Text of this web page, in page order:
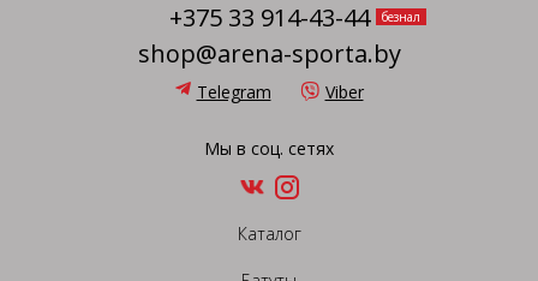
+375 33 914-43-44
безнал
shop@arena-sporta.by
Telegram Viber
Мы в соц. сетях
Каталог